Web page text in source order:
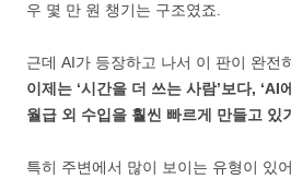
우 몇 만 원 챙기는 구조였죠.
근데 AI가 등장하고 나서 이 판이 완전
이제는 ‘시간을 더 쓰는 사람’보다, ‘AI
월급 외 수입을 훨씬 빠르게 만들고 있
특히 주변에서 많이 보이는 유형이 있